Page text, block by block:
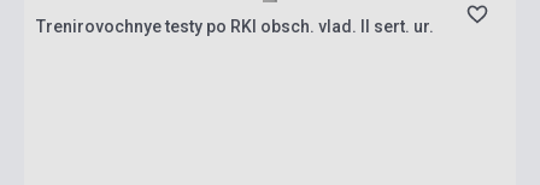
Trenirovochnye testy po RKI obsch. vlad. II sert. ur.